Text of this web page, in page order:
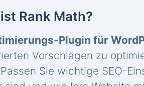
Rank Math?
Plugin für
Vorschlägen zu
Sie wichtige SEO-